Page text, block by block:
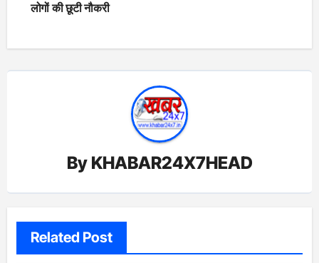
लोगों की छूटी नौकरी
By KHABAR24X7HEAD
Related Post